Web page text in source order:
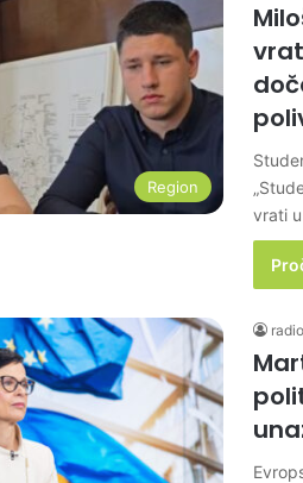
Region
vrati